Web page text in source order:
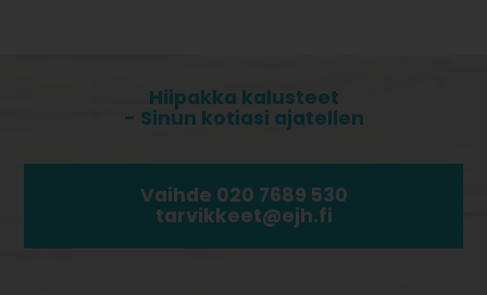
Hiipakka kalusteet
- Sinun kotiasi ajatellen
Vaihde 020 7689 530
tarvikkeet@ejh.fi